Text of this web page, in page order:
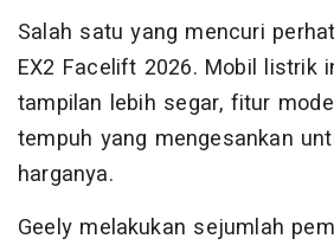
Salah satu yang mencuri
EX2 Facelift 2026. Mobil listrik
tampilan lebih segar, fitur
tempuh yang mengesankan
harganya.
Geely melakukan sejumlah